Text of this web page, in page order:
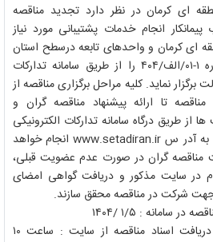
ای کرمان در نظر دارد تجدید مناقصه
انجام خدمات پشتیبانی مورد نیاز
ای کرمان و واحدهای تابعه درسطح استان
کرمان به شماره ١-٠١/الف/٤٠٤ را از طریق سامانه تدارکات
برگزار نماید. کلیه مراحل برگزاری مناقصه از
تا ارائه پیشنهاد مناقصه گران و
از طریق درگاه سامانه تدارکات الکترونیکی
دولت (ستاد ) به آدر س www.setadiran.ir انجام خواهد
مناقصه گران در صورت عدم عضویت قبلی،
در سایت مذکور و دریافت گواهی امضای
جهت شرکت در مناقصه محقق سازند.
سامانه : ١/٥ /١٤٠٤
مهلت زمانی دریافت اسناد مناقصه از سایت : ساعت ١٠